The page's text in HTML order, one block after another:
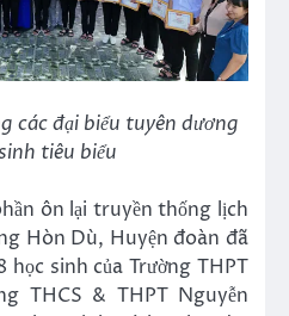
các đại biểu tuyên dương
tiêu biểu
ôn lại truyền thống lịch
Hòn Dù, Huyện đoàn đã
sinh của Trường THPT
THCS & THPT Nguyễn